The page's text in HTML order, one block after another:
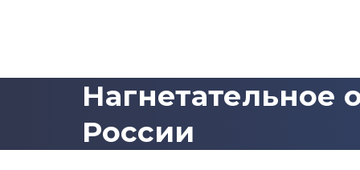
Нагнетательное
России